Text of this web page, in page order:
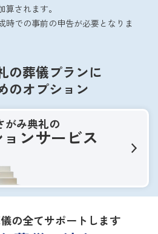
算されます。
時での事前の申告が必要となりま
の葬儀プランに
のオプション
がみ典礼の
ンサービス
の全てサポートします